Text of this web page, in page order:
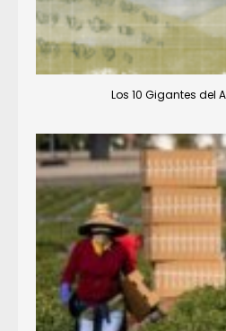
Los 10 Gigantes del